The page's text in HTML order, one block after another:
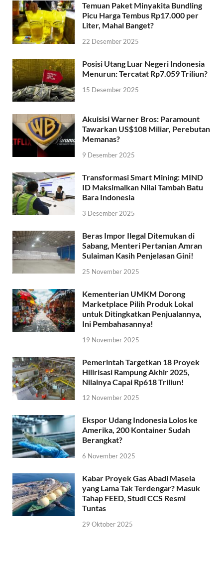
Temuan Paket Minyakita Bundling
Picu Harga Tembus Rp17.000 per
Liter, Mahal Banget?
22 Desember 2025
Posisi Utang Luar Negeri Indonesia
Menurun: Tercatat Rp7.059 Triliun?
15 Desember 2025
Akuisisi Warner Bros: Paramount
Tawarkan US$108 Miliar, Perebutan
Memanas?
9 Desember 2025
Transformasi Smart Mining: MIND
ID Maksimalkan Nilai Tambah Batu
Bara Indonesia
3 Desember 2025
Beras Impor Ilegal Ditemukan di
Sabang, Menteri Pertanian Amran
Sulaiman Kasih Penjelasan Gini!
25 November 2025
Kementerian UMKM Dorong
Marketplace Pilih Produk Lokal
untuk Ditingkatkan Penjualannya,
Ini Pembahasannya!
19 November 2025
Pemerintah Targetkan 18 Proyek
Hilirisasi Rampung Akhir 2025,
Nilainya Capai Rp618 Triliun!
12 November 2025
Ekspor Udang Indonesia Lolos ke
Amerika, 200 Kontainer Sudah
Berangkat?
6 November 2025
Kabar Proyek Gas Abadi Masela
yang Lama Tak Terdengar? Masuk
Tahap FEED, Studi CCS Resmi
Tuntas
29 Oktober 2025